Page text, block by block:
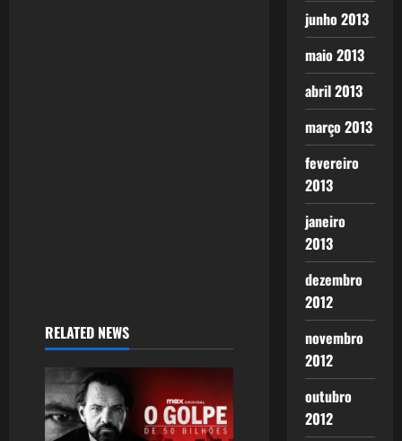
RELATED NEWS
junho 2013
maio 2013
abril 2013
março 2013
fevereiro
2013
janeiro
2013
dezembro
2012
novembro
2012
outubro
2012